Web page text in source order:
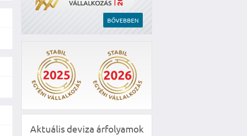
BŐVEBBEN
Aktuális deviza árfolyamok